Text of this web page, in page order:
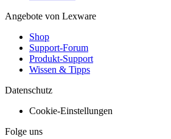
Angebote von Lexware
Shop
Support-Forum
Produkt-Support
Wissen & Tipps
Datenschutz
Cookie-Einstellungen
Folge uns